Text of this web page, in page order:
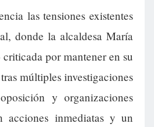
las tensiones existentes
donde la alcaldesa María
criticada por mantener en su
múltiples investigaciones
y organizaciones
acciones inmediatas y un